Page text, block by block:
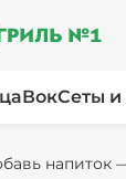
ВокСеты
напиток